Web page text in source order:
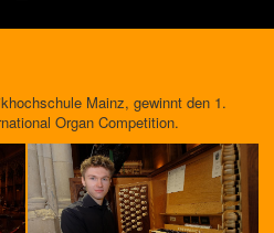
Mainz, gewinnt den 1.
Organ Competition.